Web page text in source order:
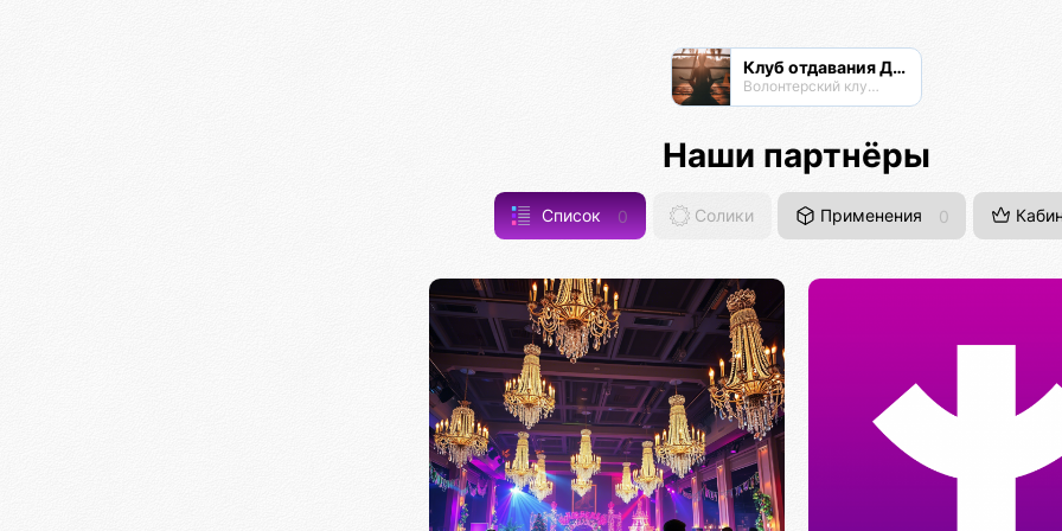
Клуб отдавания Даримба
Волонтерский клуб Псионы
Наши партнёры
Список 0 Солики Применения 0